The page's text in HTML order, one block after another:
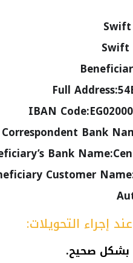
Swift
Full
IBAN
Bank
Customer
إجراء التحويلات:
بشكل صحيح.